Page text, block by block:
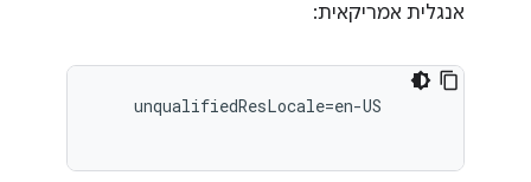
אנגלית אמריקאית:
unqualifiedResLocale=en-US